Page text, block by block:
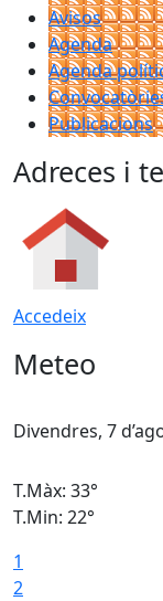
Avisos
Agenda
Agenda
Publicacions
Adreces i
Accedeix
Meteo
Divendres, 7
T.Màx: 33°
T.Min: 22°
1
2